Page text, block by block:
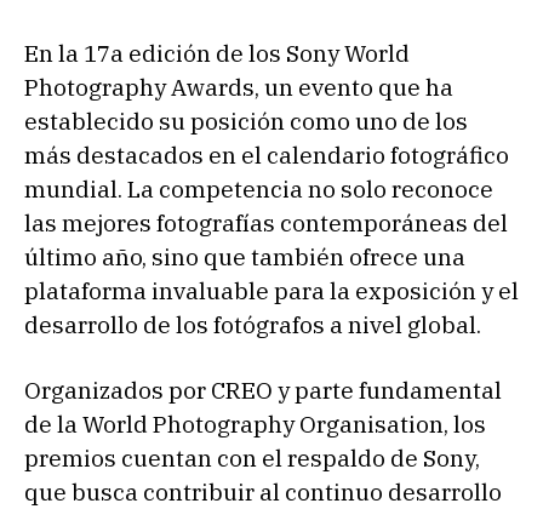
En la 17a edición de los Sony World
Photography Awards, un evento que ha
establecido su posición como uno de los
más destacados en el calendario fotográfico
mundial. La competencia no solo reconoce
las mejores fotografías contemporáneas del
último año, sino que también ofrece una
plataforma invaluable para la exposición y el
desarrollo de los fotógrafos a nivel global.
Organizados por CREO y parte fundamental
de la World Photography Organisation, los
premios cuentan con el respaldo de Sony,
que busca contribuir al continuo desarrollo